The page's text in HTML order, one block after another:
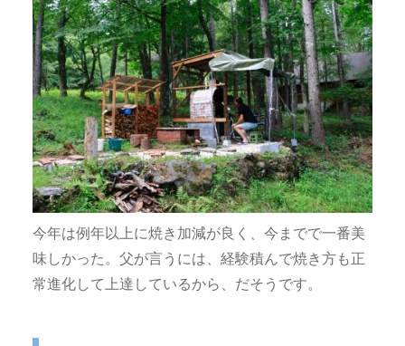
今年は例年以上に焼き加減が良く、今までで一番美
味しかった。父が言うには、経験積んで焼き方も正
常進化して上達しているから、だそうです。